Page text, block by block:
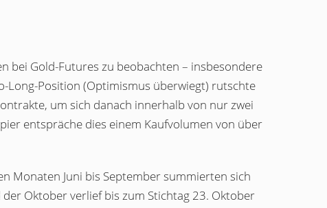
bei Gold-Futures zu beobachten – insbesondere
Long-Position (Optimismus überwiegt) rutschte
um sich danach innerhalb von nur zwei
entspräche dies einem Kaufvolumen von über
Monaten Juni bis September summierten sich
Oktober verlief bis zum Stichtag 23. Oktober